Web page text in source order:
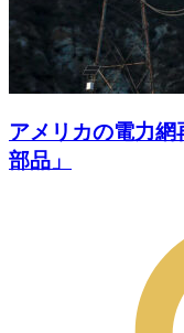
アメリカの電力
部品」